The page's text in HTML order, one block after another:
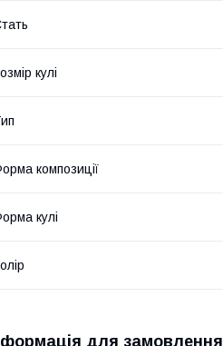
кулі
композиції
кулі
для замовлення